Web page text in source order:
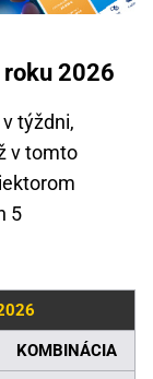
roku 2026
týždni,
v tomto
5
KOMBINÁCIA